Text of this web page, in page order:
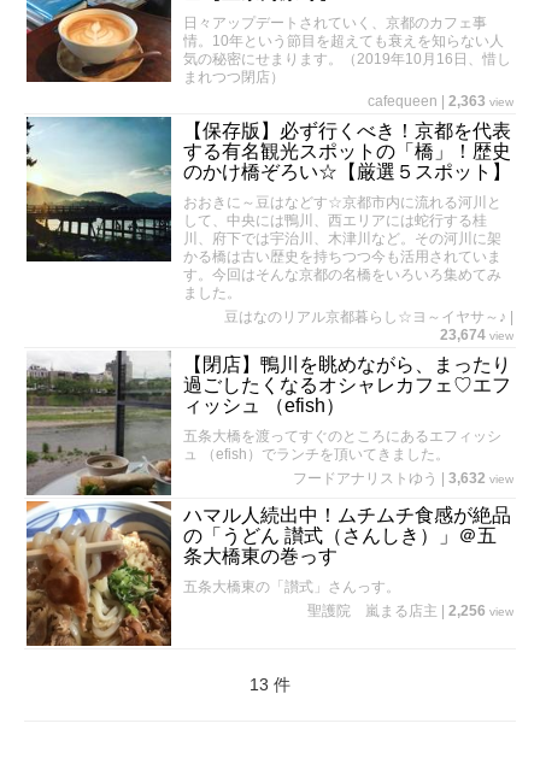
日々アップデートされていく、京都のカフェ事
情。10年という節目を超えても衰えを知らない人
気の秘密にせまります。（2019年10月16日、惜し
まれつつ閉店）
cafequeen
2,363 view
【保存版】必ず行くべき！京都を代表
する有名観光スポットの「橋」！歴史
のかけ橋ぞろい☆【厳選５スポット】
おおきに～豆はなどす☆京都市内に流れる河川と
して、中央には鴨川、西エリアには蛇行する桂
川、府下では宇治川、木津川など。その河川に架
かる橋は古い歴史を持ちつつ今も活用されていま
す。今回はそんな京都の名橋をいろいろ集めてみ
ました。
豆はなのリアル京都暮らし☆ヨ～イヤサ～♪
23,674 view
【閉店】鴨川を眺めながら、まったり
過ごしたくなるオシャレカフェ♡エフ
ィッシュ （efish）
五条大橋を渡ってすぐのところにあるエフィッシ
ュ （efish）でランチを頂いてきました。
フードアナリストゆう
3,632 view
ハマル人続出中！ムチムチ食感が絶品
の「うどん 讃式（さんしき）」＠五
条大橋東の巻っす
五条大橋東の「讃式」さんっす。
聖護院 嵐まる店主
2,256 view
13 件